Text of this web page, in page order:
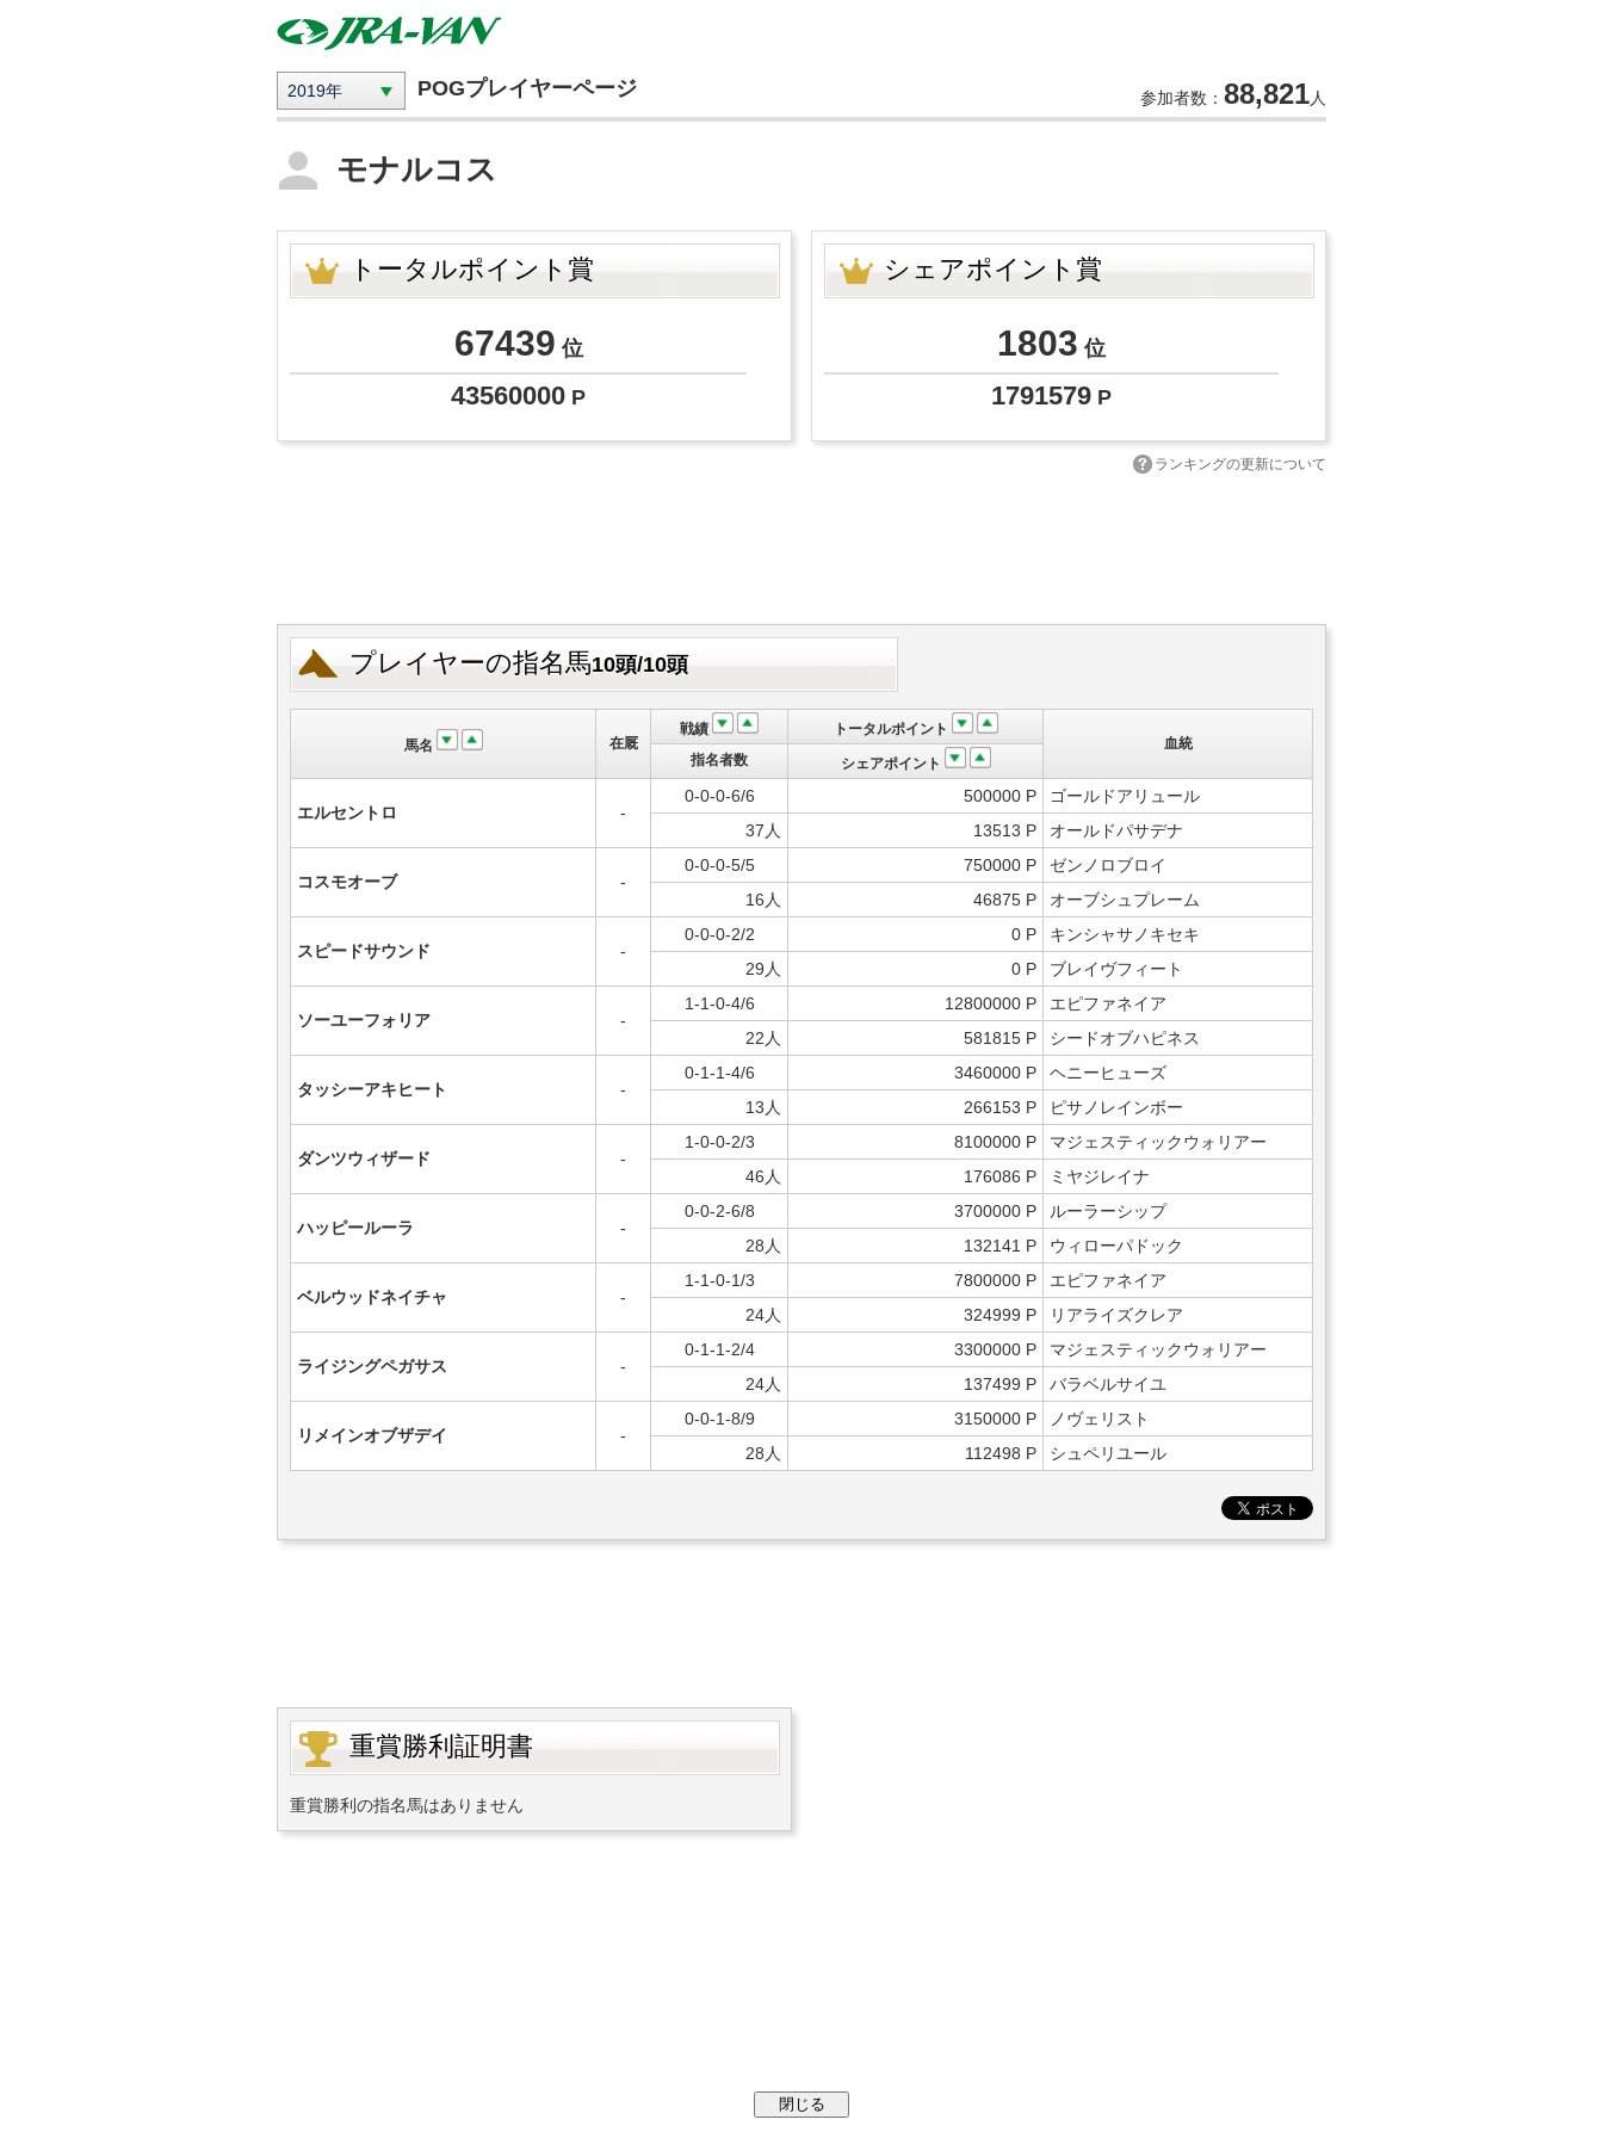
2019年 POGプレイヤーページ 参加者数： 88,821人
モナルコス
トータルポイント賞
67439 位
43560000 P
シェアポイント賞
1803 位
1791579 P
ランキングの更新について
プレイヤーの指名馬10頭/10頭
馬名 在厩
戦績
トータルポイント
血統
指名者数
シェアポイント
エルセントロ -
0-0-0-6/6 500000 P
ゴールドアリュール
37人
13513 P オールドパサデナ
コスモオーブ -
0-0-0-5/5 750000 P
ゼンノロブロイ
16人
46875 P オーブシュプレーム
スピードサウンド -
0-0-0-2/2 0 P
キンシャサノキセキ
29人
0 P ブレイヴフィート
ソーユーフォリア -
1-1-0-4/6 12800000 P
エピファネイア
22人
581815 P シードオブハピネス
タッシーアキヒート -
0-1-1-4/6 3460000 P
ヘニーヒューズ
13人
266153 P ピサノレインボー
ダンツウィザード -
1-0-0-2/3 8100000 P
マジェスティックウォリアー
46人
176086 P ミヤジレイナ
ハッピールーラ -
0-0-2-6/8 3700000 P
ルーラーシップ
28人
132141 P ウィローパドック
ベルウッドネイチャ -
1-1-0-1/3 7800000 P
エピファネイア
24人
324999 P リアライズクレア
ライジングペガサス -
0-1-1-2/4 3300000 P
マジェスティックウォリアー
24人
137499 P バラベルサイユ
リメインオブザデイ -
0-0-1-8/9 3150000 P
ノヴェリスト
28人
112498 P シュペリユール
重賞勝利証明書
重賞勝利の指名馬はありません